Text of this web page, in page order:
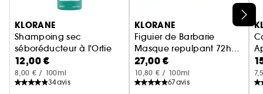
Ignorer le carrousel produits
KLORANE
Shampoing sec
séboréducteur à l'Ortie
L'original - Cheveux gras
12,00 €
8,00 € / 100ml
34avis
KLORANE
Figuier de Barbarie
Masque repulpant 72h
Hydratation brillance
27,00 €
10,80 € / 100ml
67avis